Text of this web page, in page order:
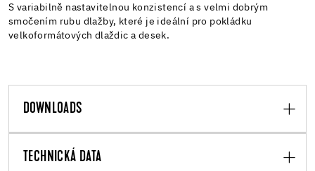
S variabilně nastavitelnou konzistencí a s velmi dobrým
smočením rubu dlažby, které je ideální pro pokládku
velkoformátových dlaždic a desek.
DOWNLOADS
TECHNICKÁ DATA